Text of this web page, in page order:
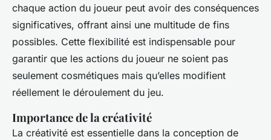
chaque action du joueur peut avoir des conséquences
significatives, offrant ainsi une multitude de fins
possibles. Cette flexibilité est indispensable pour
garantir que les actions du joueur ne soient pas
seulement cosmétiques mais qu’elles modifient
réellement le déroulement du jeu.
Importance de la créativité
La créativité est essentielle dans la conception de